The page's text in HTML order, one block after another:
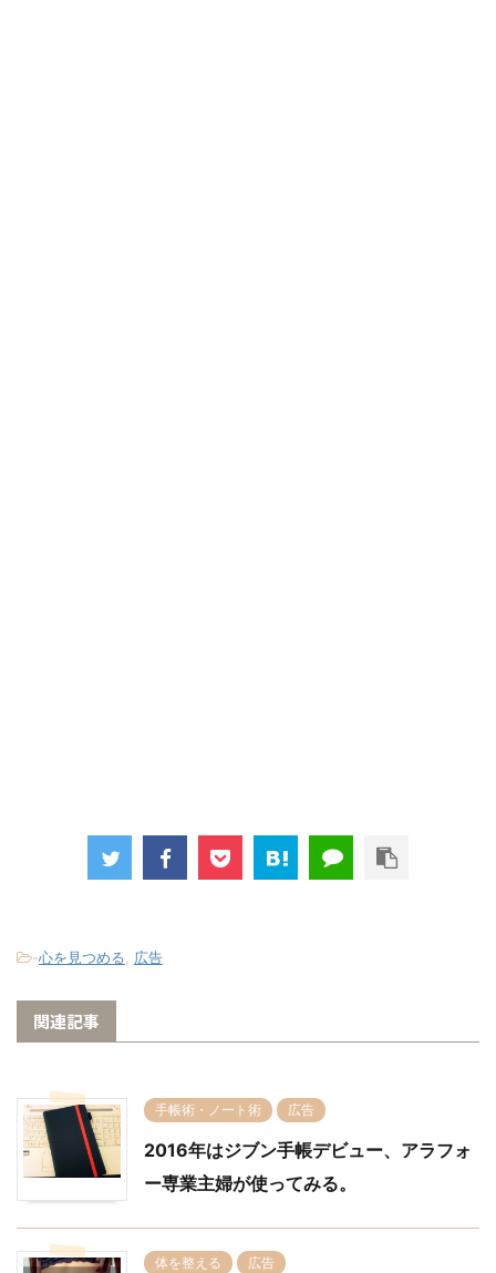
-心を見つめる, 広告
関連記事
手帳術・ノート術 広告
2016年はジブン手帳デビュー、アラフォ
ー専業主婦が使ってみる。
体を整える 広告